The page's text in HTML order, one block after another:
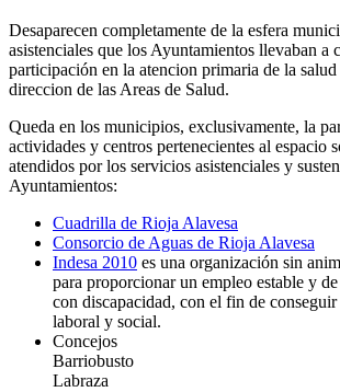
Desaparecen completamente de la esfera
asistenciales que los Ayuntamientos llevaban a
participación en la atencion primaria de la
direccion de las Areas de Salud.
Queda en los municipios, exclusivamente, la
actividades y centros pertenecientes al espacio
atendidos por los servicios asistenciales y
Ayuntamientos:
Cuadrilla de Rioja Alavesa
Consorcio de Aguas de Rioja Alavesa
Indesa 2010 es una organización sin
para proporcionar un empleo estable y
con discapacidad, con el fin de
laboral y social.
Concejos
Barriobusto
Labraza